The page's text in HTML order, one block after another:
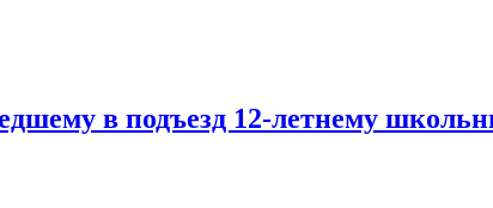
в подъезд 12-летнему